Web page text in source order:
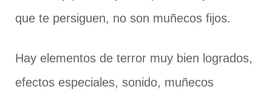
que te persiguen, no son muñecos fijos.
Hay elementos de terror muy bien logrados,
efectos especiales, sonido, muñecos